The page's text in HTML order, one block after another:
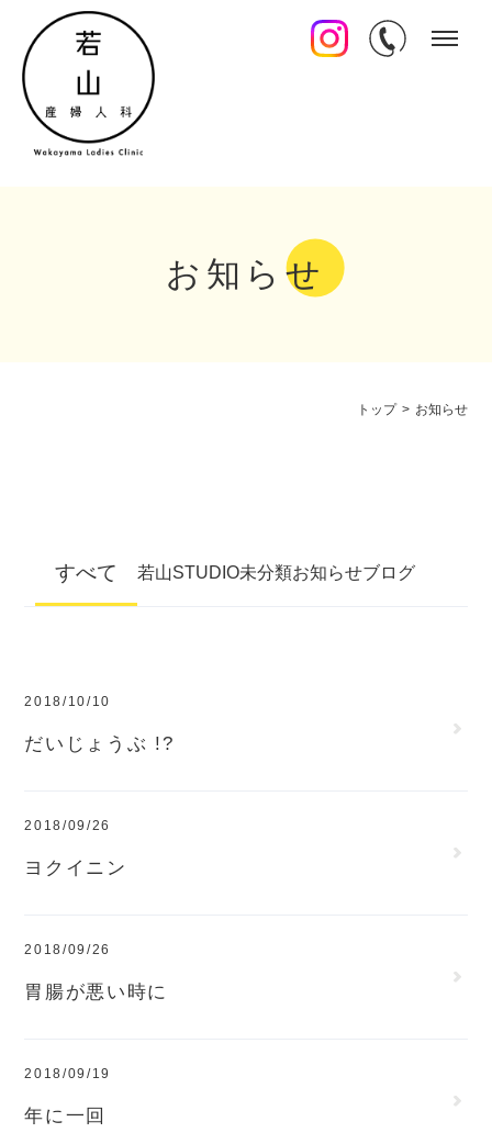
お知らせ
トップ > お知らせ
すべて 若山STUDIO未分類お知らせブログ
2018/10/10
だいじょうぶ !?
2018/09/26
ヨクイニン
2018/09/26
胃腸が悪い時に
2018/09/19
年に一回